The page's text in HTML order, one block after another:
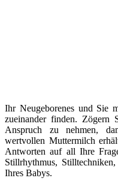
Ihr Neugeborenes und Sie
zueinander finden. Zögern
Anspruch zu nehmen,
wertvollen Muttermilch
Antworten auf all Ihre
Stillrhythmus,
Ihres Babys.